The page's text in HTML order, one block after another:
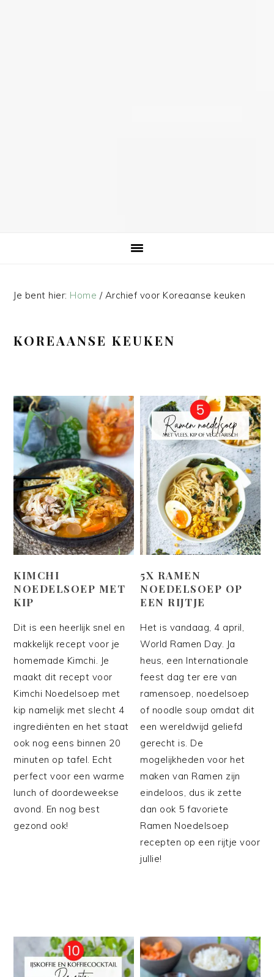
Je bent hier: Home /Archief voor Koreaanse keuken
KOREAANSE KEUKEN
KIMCHI
NOEDELSOEP MET
KIP
Dit is een heerlijk snel en
makkelijk recept voor je
homemade Kimchi. Je
maakt dit recept voor
Kimchi Noedelsoep met
kip namelijk met slecht 4
ingrediënten en het staat
ook nog eens binnen 20
minuten op tafel. Echt
perfect voor een warme
lunch of doordeweekse
avond. En nog best
gezond ook!
5X RAMEN
NOEDELSOEP OP
EEN RIJTJE
Het is vandaag, 4 april,
World Ramen Day. Ja
heus, een Internationale
feest dag ter ere van
ramensoep, noedelsoep
of noodle soup omdat dit
een wereldwijd geliefd
gerecht is. De
mogelijkheden voor het
maken van Ramen zijn
eindeloos, dus ik zette
dan ook 5 favoriete
Ramen Noedelsoep
recepten op een rijtje voor
jullie!